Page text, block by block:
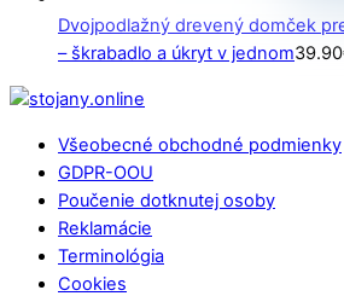
Dvojpodlažný drevený domček
– škrabadlo a úkryt v jednom39.90
Back
Top
Všeobecné obchodné podmienky
GDPR-OOU
Poučenie dotknutej osoby
Reklamácie
Terminológia
Cookies